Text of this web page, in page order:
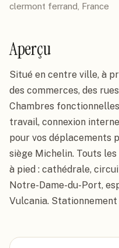
clermont ferrand, France
Aperçu
Situé en centre ville, à
des commerces, des
Chambres
travail, connexion
pour vos déplacements
siège Michelin. Touts
à pied : cathédrale,
Notre-Dame-du-Port,
Vulcania.